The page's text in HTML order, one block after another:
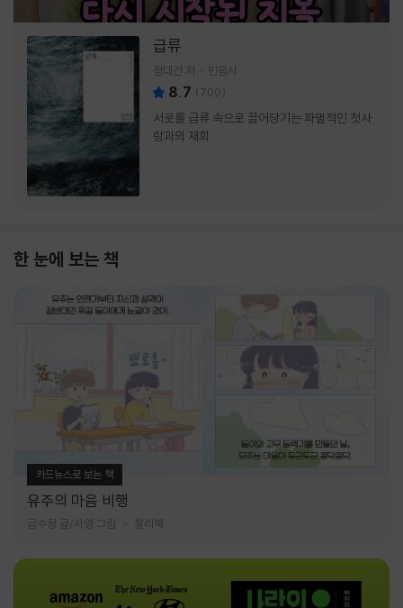
급류
정대건 저 민음사
8.7 (700)
서로를 급류 속으로 끌어당기는 파멸적인 첫사
랑과의 재회
한 눈에 보는 책
카드뉴스로 보는 책
유주의 마음 비행
금수정 글/서영 그림 찰리북